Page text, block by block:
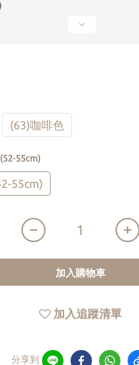
(63)咖啡色
55cm)
55cm)
加入購物車
加入追蹤清單
分享到